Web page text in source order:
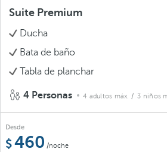
Suite Premium
Ducha
Bata de baño
Tabla de planchar
4 Personas 4 adultos máx. / 3 niños
Desde
460 /noche